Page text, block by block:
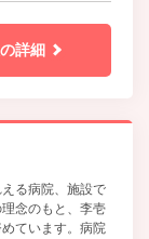
詳細
える病院、施設で
念のもと、李壱
ています。病院